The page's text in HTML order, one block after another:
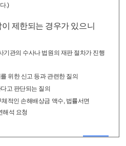
.)
제한되는 경우가 있으니
기관의 수사나 법원의 재판 절차가 진행
위한 신고 등과 관련한 질의
고 판단되는 질의
적인 손해배상금 액수, 법률서면
해석 요청